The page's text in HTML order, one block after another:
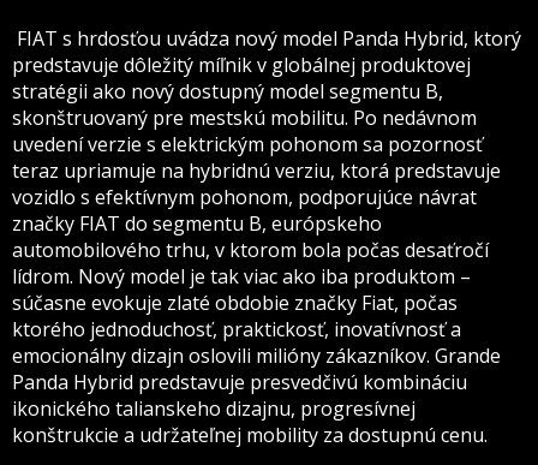
FIAT s hrdosťou uvádza nový model Panda Hybrid, ktorý
predstavuje dôležitý míľnik v globálnej produktovej
stratégii ako nový dostupný model segmentu B,
skonštruovaný pre mestskú mobilitu. Po nedávnom
uvedení verzie s elektrickým pohonom sa pozornosť
teraz upriamuje na hybridnú verziu, ktorá predstavuje
vozidlo s efektívnym pohonom, podporujúce návrat
značky FIAT do segmentu B, európskeho
automobilového trhu, v ktorom bola počas desaťročí
lídrom. Nový model je tak viac ako iba produktom –
súčasne evokuje zlaté obdobie značky Fiat, počas
ktorého jednoduchosť, praktickosť, inovatívnosť a
emocionálny dizajn oslovili milióny zákazníkov. Grande
Panda Hybrid predstavuje presvedčivú kombináciu
ikonického talianskeho dizajnu, progresívnej
konštrukcie a udržateľnej mobility za dostupnú cenu.